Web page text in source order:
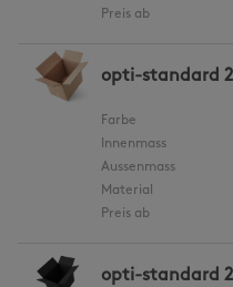
Preis ab
opti-standard
Farbe
Innenmass
Aussenmass
Material
Preis ab
opti-standard